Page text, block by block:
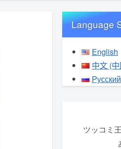
Language
English
中文 (
Русский
ツッコミ